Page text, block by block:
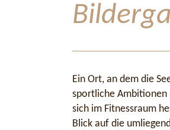
Ein Ort, an dem die
sportliche Ambitionen
sich im Fitnessraum
Blick auf die